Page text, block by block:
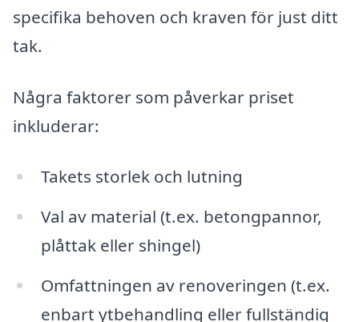
specifika behoven och kraven för just ditt
tak.
Några faktorer som påverkar priset
inkluderar:
Takets storlek och lutning
Val av material (t.ex. betongpannor,
plåttak eller shingel)
Omfattningen av renoveringen (t.ex.
enbart ytbehandling eller fullständig